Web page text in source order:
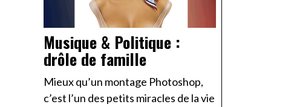
Musique & Politique :
drôle de famille
Mieux qu’un montage Photoshop,
c’est l’un des petits miracles de la vie